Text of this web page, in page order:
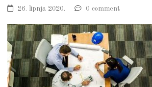
26. lipnja 2020. 0 comment